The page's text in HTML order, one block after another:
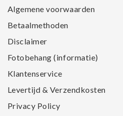
Algemene voorwaarden
Betaalmethoden
Disclaimer
Fotobehang (informatie)
Klantenservice
Levertijd & Verzendkosten
Privacy Policy